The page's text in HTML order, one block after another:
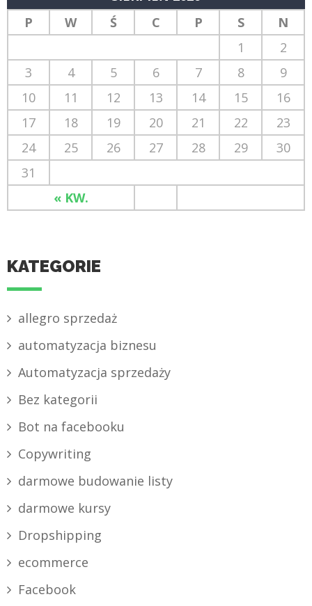
P
W Ś C P S N
« KW.
1
2
3
4 5 6 7 8
9
10
11 12 13 14 15
16
17
18 19 20 21 22
23
24
25 26 27 28 29
30
31
KATEGORIE
allegro sprzedaż
automatyzacja biznesu
Automatyzacja sprzedaży
Bez kategorii
Bot na facebooku
Copywriting
darmowe budowanie listy
darmowe kursy
Dropshipping
ecommerce
Facebook